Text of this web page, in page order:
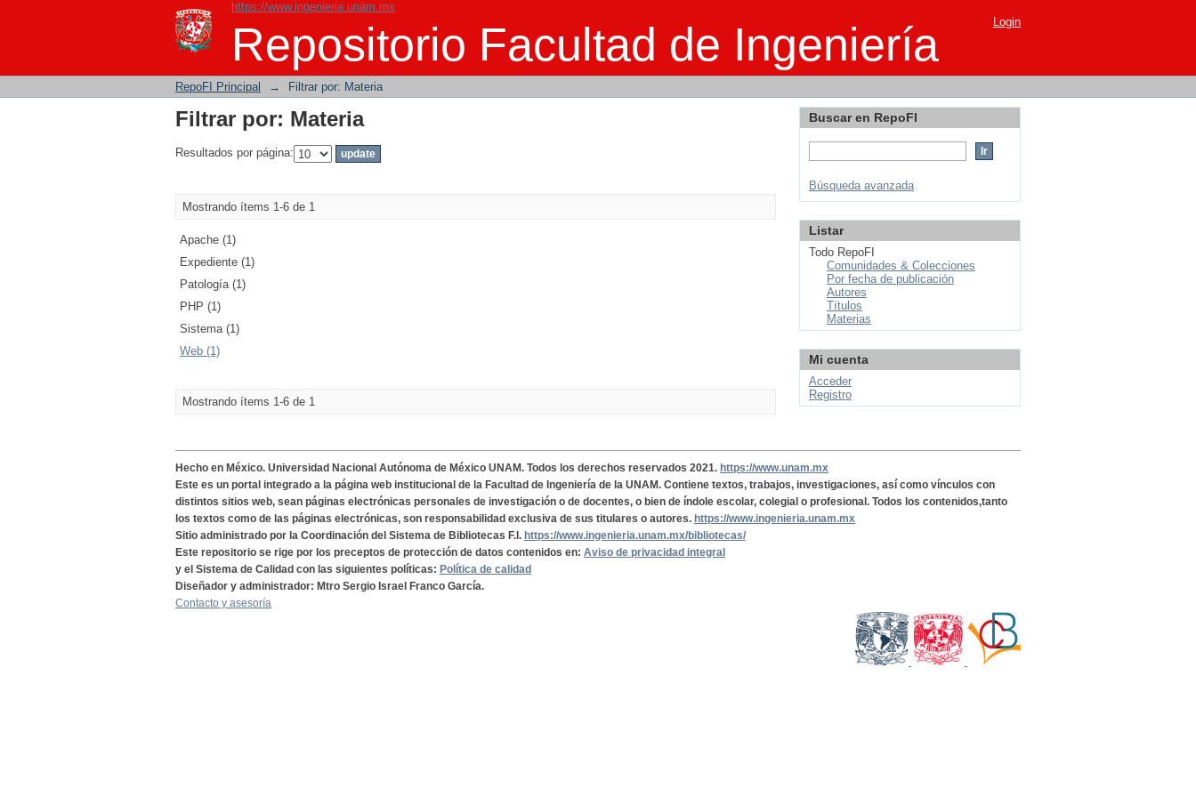
https://www.ingenieria.unam.mx
Repositorio Facultad de Ingeniería
Filtrar por: Materia Login
RepoFI Principal → Filtrar por: Materia
Filtrar por: Materia
Resultados por página:
Mostrando ítems 1-6 de 1
Apache (1)
Expediente (1)
Patología (1)
PHP (1)
Sistema (1)
Web (1)
Mostrando ítems 1-6 de 1
Buscar en RepoFI
Búsqueda avanzada
Listar
Todo RepoFI
Comunidades & Colecciones
Por fecha de publicación
Autores
Títulos
Materias
Mi cuenta
Acceder
Registro
Hecho en México. Universidad Nacional Autónoma de México UNAM. Todos los derechos reservados 2021. https://www.unam.mx
Este es un portal integrado a la página web institucional de la Facultad de Ingeniería de la UNAM. Contiene textos, trabajos, investigaciones, así como vínculos con
distintos sitios web, sean páginas electrónicas personales de investigación o de docentes, o bien de índole escolar, colegial o profesional. Todos los contenidos,tanto
los textos como de las páginas electrónicas, son responsabilidad exclusiva de sus titulares o autores. https://www.ingenieria.unam.mx
Sitio administrado por la Coordinación del Sistema de Bibliotecas F.I. https://www.ingenieria.unam.mx/bibliotecas/
Este repositorio se rige por los preceptos de protección de datos contenidos en: Aviso de privacidad integral
y el Sistema de Calidad con las siguientes políticas: Política de calidad
Diseñador y administrador: Mtro Sergio Israel Franco García.
Contacto y asesoría